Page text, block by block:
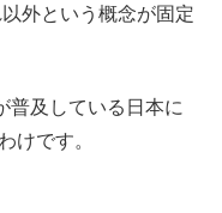
外という概念が固定
普及している日本に
けです。